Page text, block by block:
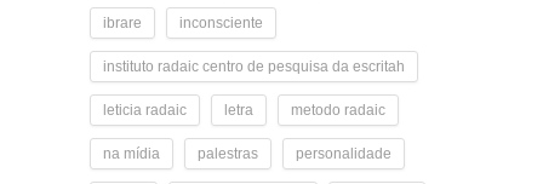
ibrare inconsciente
instituto radaic centro de pesquisa da escritah
leticia radaic letra metodo radaic
na mídia palestras personalidade